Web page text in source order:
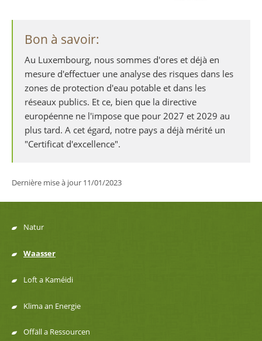
Bon à savoir:
Au Luxembourg, nous sommes d'ores et déjà en
mesure d'effectuer une analyse des risques dans les
zones de protection d'eau potable et dans les
réseaux publics. Et ce, bien que la directive
européenne ne l'impose que pour 2027 et 2029 au
plus tard. A cet égard, notre pays a déjà mérité un
"Certificat d'excellence".
Dernière mise à jour 11/01/2023
Menu
de
navigation
Natur
Waasser
Loft a Kaméidi
Klima an Energie
Offäll a Ressourcen